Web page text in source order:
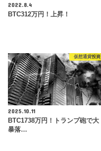
2022.8.4
BTC312万円！上昇！
仮想通貨投資
2025.10.11
BTC1738万円！トランプ砲で大
暴落…